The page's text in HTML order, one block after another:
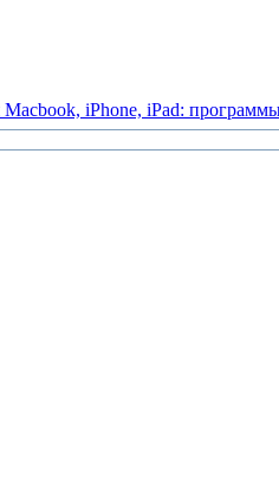
Macbook, iPhone, iPad: